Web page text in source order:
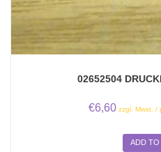
02652504
€6,60 zzgl. Mwst. /
ADD TO